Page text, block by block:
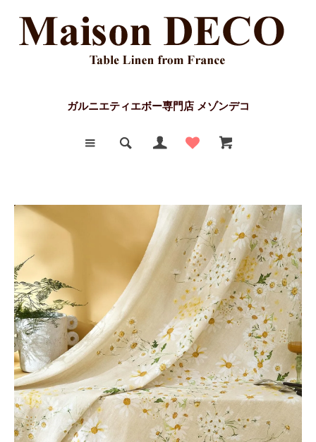
ガルニエティエボー専門店 メゾンデコ